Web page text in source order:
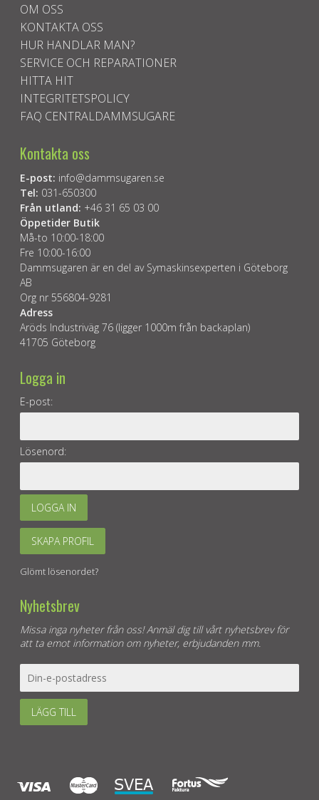
OM OSS
KONTAKTA OSS
HUR HANDLAR MAN?
SERVICE OCH REPARATIONER
HITTA HIT
INTEGRITETSPOLICY
FAQ CENTRALDAMMSUGARE
Kontakta oss
E-post: info@dammsugaren.se
Tel: 031-650300
Från utland: +46 31 65 03 00
Öppetider Butik
Må-to 10:00-18:00
Fre 10:00-16:00
Dammsugaren är en del av Symaskinsexperten i Göteborg
AB
Org nr 556804-9281
Adress
Aröds Industriväg 76 (ligger 1000m från backaplan)
41705 Göteborg
Logga in
E-post:
Lösenord:
LOGGA IN
SKAPA PROFIL
Glömt lösenordet?
Nyhetsbrev
Missa inga nyheter från oss! Anmäl dig till vårt nyhetsbrev för
att ta emot information om nyheter, erbjudanden mm.
LÄGG TILL